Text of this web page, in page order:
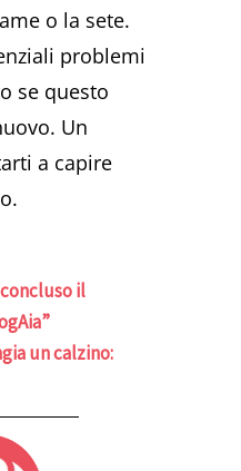
o la sete.
problemi
se questo
Un
a capire
il
un calzino: